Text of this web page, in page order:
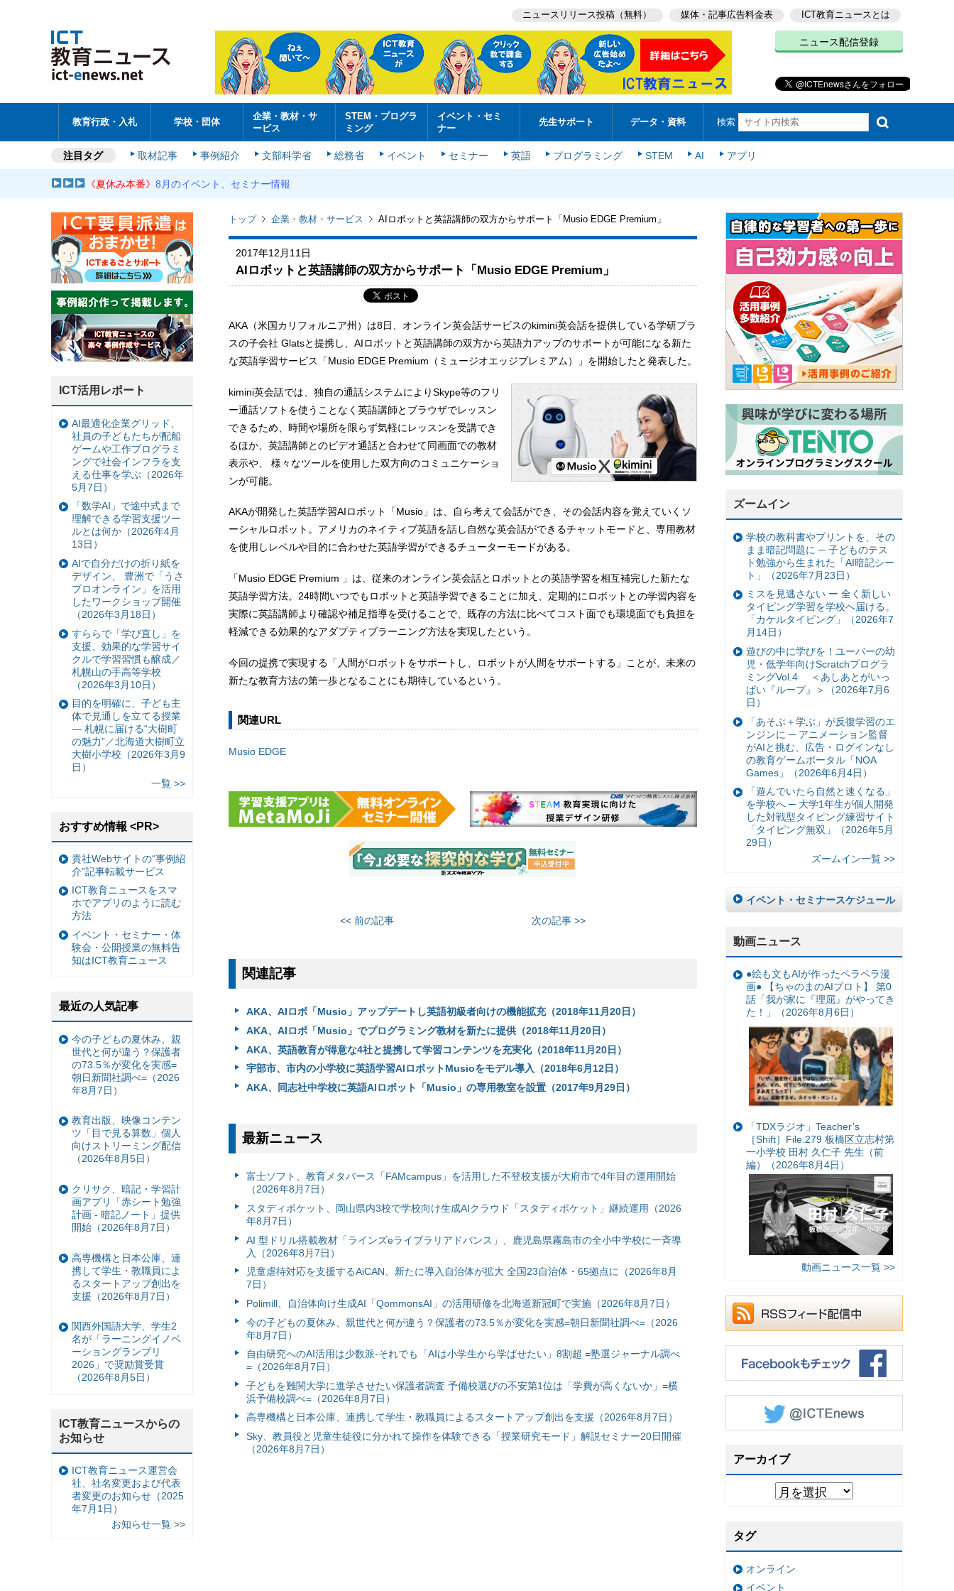
ニュースリリース投稿（無料） 媒体・記事広告料金表 ICT教育ニュースとは
ニュース配信登録
教育行政・入札 学校・団体
企業・教材・サ
ービス
STEM・プログラ
ミング
イベント・セミ
ナー
先生サポート データ・資料 検索
注目タグ 取材記事 事例紹介 文部科学省 総務省 イベント セミナー 英語 プログラミング STEM AI アプリ
《夏休み本番》8月のイベント、セミナー情報
トップ 企業・教材・サービス AIロボットと英語講師の双方からサポート「Musio EDGE Premium」
2017年12月11日
AIロボットと英語講師の双方からサポート「Musio EDGE Premium」
AKA（米国カリフォルニア州）は8日、オンライン英会話サービスのkimini英会話を提供している学研プラ
スの子会社 Glatsと提携し、AIロボットと英語講師の双方から英語力アップのサポートが可能になる新た
な英語学習サービス「Musio EDGE Premium（ミュージオエッジプレミアム）」を開始したと発表した。
kimini英会話では、独自の通話システムによりSkype等のフリ
ー通話ソフトを使うことなく英語講師とブラウザでレッスン
できるため、時間や場所を限らず気軽にレッスンを受講でき
るほか、英語講師とのビデオ通話と合わせて同画面での教材
表示や、 様々なツールを使用した双方向のコミュニケーショ
ンが可能。
AKAが開発した英語学習AIロボット「Musio」は、自ら考えて会話ができ、その会話内容を覚えていくソ
ーシャルロボット。アメリカのネイティブ英語を話し自然な英会話ができるチャットモードと、専用教材
を使用しレベルや目的に合わせた英語学習ができるチューターモードがある。
「Musio EDGE Premium 」は、従来のオンライン英会話とロボットとの英語学習を相互補完した新たな
英語学習方法。24時間いつでもロボットと英語学習できることに加え、定期的にロボットとの学習内容を
実際に英語講師より確認や補足指導を受けることで、既存の方法に比べてコスト面でも環境面でも負担を
軽減できる効果的なアダプティブラーニング方法を実現したという。
今回の提携で実現する「人間がロボットをサポートし、ロボットが人間をサポートする」ことが、未来の
新たな教育方法の第一歩となることにも期待しているという。
関連URL
Musio EDGE
<< 前の記事 次の記事 >>
関連記事
AKA、AIロボ「Musio」アップデートし英語初級者向けの機能拡充（2018年11月20日）
AKA、AIロボ「Musio」でプログラミング教材を新たに提供（2018年11月20日）
AKA、英語教育が得意な4社と提携して学習コンテンツを充実化（2018年11月20日）
宇部市、市内の小学校に英語学習AIロボットMusioをモデル導入（2018年6月12日）
AKA、同志社中学校に英語AIロボット「Musio」の専用教室を設置（2017年9月29日）
最新ニュース
富⼠ソフト、教育メタバース「FAMcampus」を活用した不登校支援が大府市で4年目の運用開始
（2026年8月7日）
スタディポケット、岡山県内3校で学校向け生成AIクラウド「スタディポケット」継続運用（2026
年8月7日）
AI 型ドリル搭載教材「ラインズeライブラリアドバンス」、鹿児島県霧島市の全小中学校に一斉導
入（2026年8月7日）
児童虐待対応を支援するAiCAN、新たに導入自治体が拡大 全国23自治体・65拠点に（2026年8月
7日）
Polimill、自治体向け生成AI「QommonsAI」の活用研修を北海道新冠町で実施（2026年8月7日）
今の子どもの夏休み、親世代と何が違う？保護者の73.5％が変化を実感=朝日新聞社調べ=（2026
年8月7日）
自由研究へのAI活用は少数派-それでも「AIは小学生から学ばせたい」8割超 =塾選ジャーナル調べ
=（2026年8月7日）
子どもを難関大学に進学させたい保護者調査 予備校選びの不安第1位は「学費が高くないか」=横
浜予備校調べ=（2026年8月7日）
高専機構と日本公庫、連携して学生・教職員によるスタートアップ創出を支援（2026年8月7日）
Sky、教員役と児童生徒役に分かれて操作を体験できる「授業研究モード」解説セミナー20日開催
（2026年8月7日）
ズームイン
学校の教科書やプリントを、その
まま暗記問題に ─ 子どものテス
ト勉強から生まれた「AI暗記シー
ト」（2026年7月23日）
ミスを見逃さない ー 全く新しい
タイピング学習を学校へ届ける。
「カケルタイピング」（2026年7
月14日）
遊びの中に学びを！ユーバーの幼
児・低学年向けScratchプログラ
ミングVol.4 ＜あしあとがいっ
ぱい『ループ』＞（2026年7月6
日）
「あそぶ＋学ぶ」が反復学習のエ
ンジンに ─ アニメーション監督
がAIと挑む、広告・ログインなし
の教育ゲームポータル「NOA
Games」（2026年6月4日）
「遊んでいたら自然と速くなる」
を学校へ ─ 大学1年生が個人開発
した対戦型タイピング練習サイト
「タイピング無双」（2026年5月
29日）
ズームイン一覧 >>
イベント・セミナースケジュール
動画ニュース
●絵も文もAIが作ったペラペラ漫
画● 【ちゃのまのAIプロト】 第0
話「我が家に『理屈』がやってき
た！」（2026年8月6日）
「TDXラジオ」Teacher’s
［Shift］File.279 板橋区立志村第
一小学校 田村 久仁子 先生（前
編）（2026年8月4日）
動画ニュース一覧 >>
アーカイブ
タグ
オンライン
イベント
ICT活用レポート
AI最適化企業グリッド、
社員の子どもたちが配船
ゲームや工作プログラミ
ングで社会インフラを支
える仕事を学ぶ（2026年
5月7日）
「数学AI」で途中式まで
理解できる学習支援ツー
ルとは何か（2026年4月
13日）
AIで自分だけの折り紙を
デザイン、 豊洲で「うさ
プロオンライン」を活用
したワークショップ開催
（2026年3月18日）
すららで「学び直し」を
支援、効果的な学習サイ
クルで学習習慣も醸成／
札幌山の手高等学校
（2026年3月10日）
目的を明確に、子ども主
体で見通しを立てる授業
— 札幌に届ける“大樹町
の魅力”／北海道大樹町立
大樹小学校（2026年3月9
日）
一覧 >>
おすすめ情報 <PR>
貴社Webサイトの“事例紹
介”記事転載サービス
ICT教育ニュースをスマ
ホでアプリのように読む
方法
イベント・セミナー・体
験会・公開授業の無料告
知はICT教育ニュース
最近の人気記事
今の子どもの夏休み、親
世代と何が違う？保護者
の73.5％が変化を実感=
朝日新聞社調べ=（2026
年8月7日）
教育出版、映像コンテン
ツ「目で見る算数」個人
向けストリーミング配信
（2026年8月5日）
クリサク、暗記・学習計
画アプリ「赤シート勉強
計画 - 暗記ノート」提供
開始（2026年8月7日）
高専機構と日本公庫、連
携して学生・教職員によ
るスタートアップ創出を
支援（2026年8月7日）
関西外国語大学、学生2
名が「ラーニングイノベ
ーショングランプリ
2026」で奨励賞受賞
（2026年8月5日）
ICT教育ニュースからの
お知らせ
ICT教育ニュース運営会
社、社名変更および代表
者変更のお知らせ（2025
年7月1日）
お知らせ一覧 >>